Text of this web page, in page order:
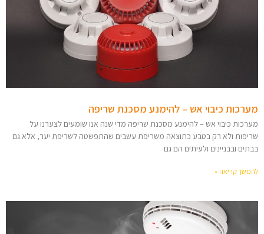
מערכות כיבוי אש – להימנע מסכנת שריפה
מערכות כיבוי אש – להימנע מסכנת שריפה מדי שנה אנו שומעים לצערנו על
שריפות ולא רק בטבע כתוצאה משריפת עשבים שהתפשטה לשריפת יער, אלא גם
בבתים ובבניינים ולעיתים הם גם
להמשך קריאה »